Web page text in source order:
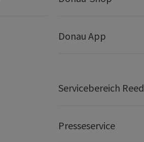
Donau App
Servicebereich
Presseservice